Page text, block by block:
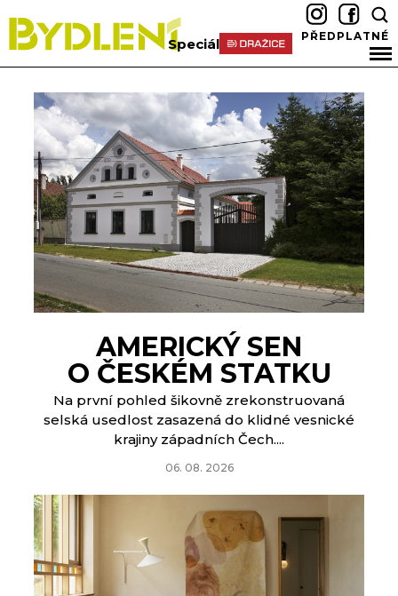
Speciál PŘEDPLATNÉ
AMERICKÝ SEN
O ČESKÉM STATKU
Na první pohled šikovně zrekonstruovaná
selská usedlost zasazená do klidné vesnické
krajiny západních Čech....
06. 08. 2026